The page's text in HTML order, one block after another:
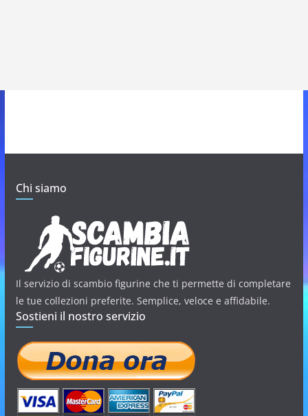
Chi siamo
Il servizio di scambio figurine che ti permette di completare
le tue collezioni preferite. Semplice, veloce e affidabile.
Sostieni il nostro servizio